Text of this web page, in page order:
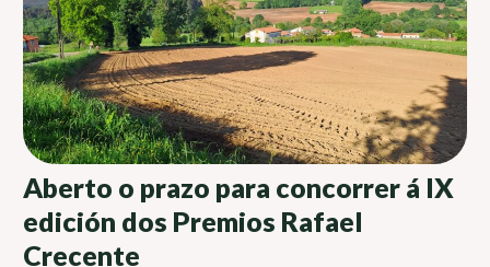
Aberto o prazo para concorrer á IX
edición dos Premios Rafael
Crecente